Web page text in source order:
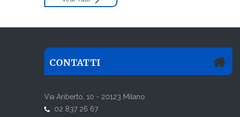
CONTATTI
Via Ariberto, 10 - 20123 Milano
02 837 26 67